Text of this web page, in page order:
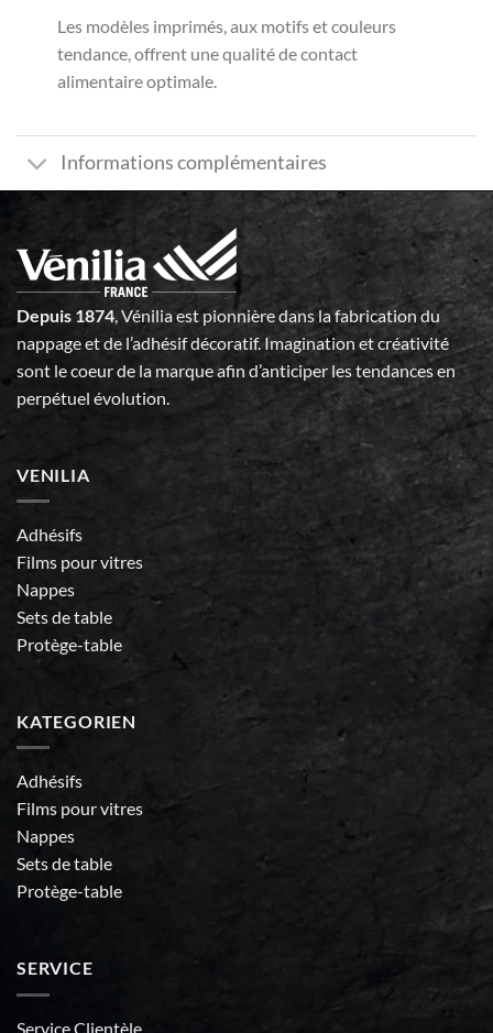
Les modèles imprimés, aux motifs et couleurs
tendance, offrent une qualité de contact
alimentaire optimale.
Informations complémentaires
Depuis 1874 , Vénilia est pionnière dans la fabrication du
nappage et de l’adhésif décoratif. Imagination et créativité
sont le coeur de la marque afin d’anticiper les tendances en
perpétuel évolution.
VENILIA
Adhésifs
Films pour vitres
Nappes
Sets de table
Protège-table
KATEGORIEN
Adhésifs
Films pour vitres
Nappes
Sets de table
Protège-table
SERVICE
Service Clientèle